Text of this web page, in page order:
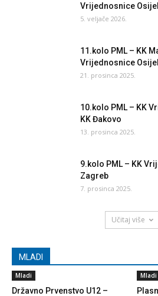
Vrijednosnice
5. veljače 2026.
11.kolo PML – KK
Vrijednosnice
21. prosinca 2025.
10.kolo PML – KK
KK Đakovo
13. prosinca 2025.
9.kolo PML – KK
Zagreb
7. prosinca 2025.
Učitaj više
MLADI
Mladi
Državno Prvenstvo U12 –
Mladi